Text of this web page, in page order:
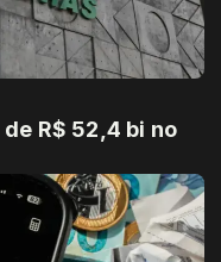
R$ 52,4 bi no